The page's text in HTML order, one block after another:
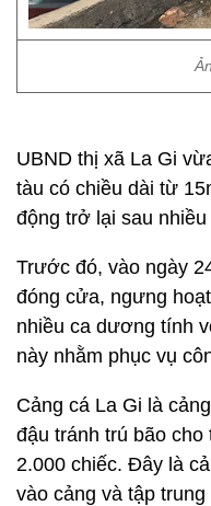
UBND thị xã La Gi
tàu có chiều dài từ
động trở lại sau
Trước đó, vào ngày
đóng cửa, ngưng
nhiều ca dương tính
này nhằm phục vụ
Cảng cá La Gi là
đậu tránh trú bão
2.000 chiếc. Đây là
vào cảng và tập